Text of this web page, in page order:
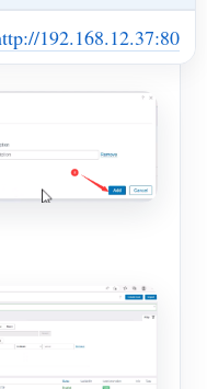
192.168.12.37:80